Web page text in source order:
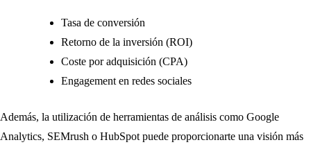
Tasa de conversión
Retorno de la inversión (ROI)
Coste por adquisición (CPA)
Engagement en redes sociales
Además, la utilización de herramientas de análisis como Google
Analytics, SEMrush o HubSpot puede proporcionarte una visión más